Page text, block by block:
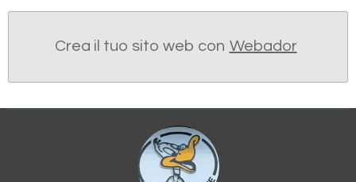
Crea il tuo sito web con Webador